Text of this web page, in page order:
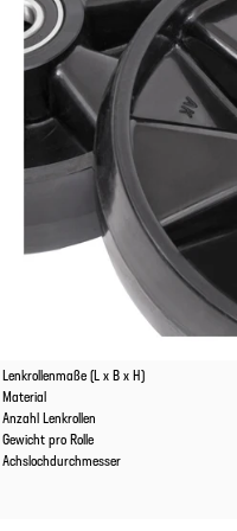
EigenschaftenWerte
Lenkrollenmaße (L x B x H)
Material
Anzahl Lenkrollen
Gewicht pro Rolle
Achslochdurchmesser